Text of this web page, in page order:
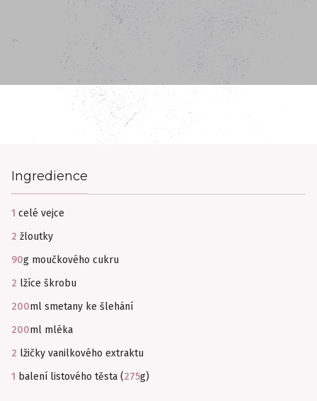
Ingredience
1 celé vejce
2 žloutky
90g moučkového cukru
2 lžíce škrobu
200ml smetany ke šlehání
200ml mléka
2 lžičky vanilkového extraktu
1 balení listového těsta (275g)